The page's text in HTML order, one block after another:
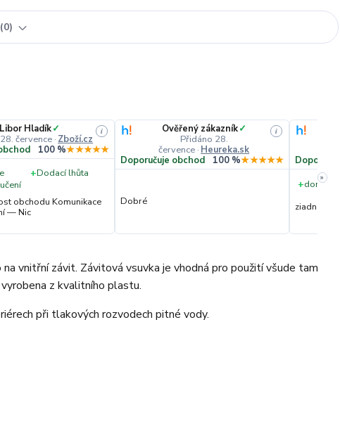
0
Libor Hladík✓
července · Zboží.cz
i
100 %★★★★★
+Dodací lhůta
obchodu Komunikace
— Nic
Ověřený zákazník✓
Přidáno 28.
července · Heureka.sk
i
Doporučuje obchod 100 %★★★★★
Dobré
+
ziadna
»
vnitřní závit. Závitová vsuvka je vhodná pro použití všude tam
z kvalitního plastu.
při tlakových rozvodech pitné vody.